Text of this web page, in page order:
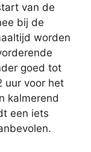
van de
bij de
worden
goed tot
uur voor het
kalmerend
een iets